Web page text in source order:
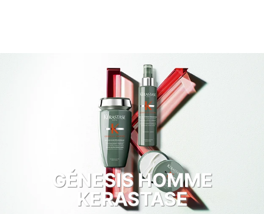
GÉNESIS HOMME
KERASTASE